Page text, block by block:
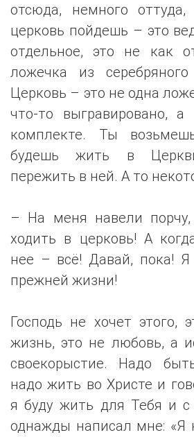
отсюда, немного
церковь пойдешь – это
отдельное, это не как
ложечка из
Церковь – это не одна
что-то выгравировано,
комплекте. Ты
будешь жить в
пережить в ней. А то
– На меня навели порчу,
ходить в церковь! А
нее – всё! Давай, пока!
прежней жизни!
Господь не хочет этого,
жизнь, это не любовь, а
своекорыстие. Надо
надо жить во Христе и
я буду жить для Тебя и с
однажды написал мне: «Я